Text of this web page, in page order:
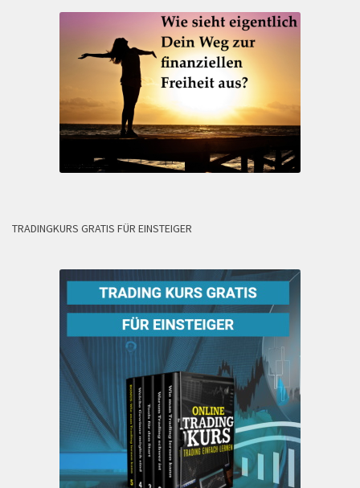
TRADINGKURS GRATIS FÜR EINSTEIGER